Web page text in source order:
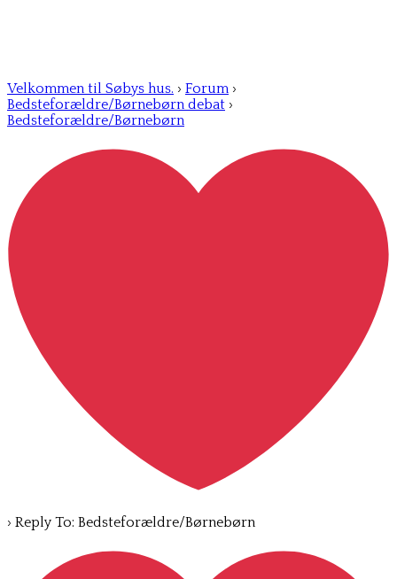
Velkommen til Søbys hus. › Forum ›
Bedsteforældre/Børnebørn debat ›
Bedsteforældre/Børnebørn
› Reply To: Bedsteforældre/Børnebørn